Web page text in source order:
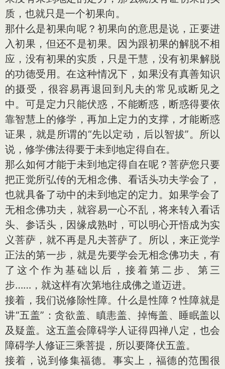
质，也就只是一个初果向。
那什么是初果向呢？初果向的意思是说，正要进
入初果，但还不是初果。因为跟初果的解脱不相
应，没有初果的实质，只是干慧，没有初果解脱
的功德受用。在这种情况下，如果没有真善知识
的摄受，很容易再退回到凡夫的常见或断见之
中。可是定力只能伏惑，不能断惑，断惑得要依
靠智慧上的修学，再加上定力的支撑，才能断惑
证果，就是所谓的“先以定动，后以智拔”。所以
说，修学佛法得要于未到地定得自在。
那么如何才能于未到地定得自在呢？菩萨您只要
把正觉所弘传的无相念佛、看话头功夫学会了，
也就具备了动中的未到地定的定力。如果学会了
无相念佛功夫，就容易一心不乱，将来转入看话
头、参话头，因缘成熟时，可以明心开悟成为实
义菩萨，就不再是凡夫菩萨了。所以，来正觉学
正法的第一步，就是先要学会无相念佛功夫，有
了这个作为基础以后，接着第二步、第三
步……，就这样有次第地往成佛之道迈进。
接着，我们说修除性障。什么是性障？性障就是
讲“五盖”：贪欲盖、瞋恚盖、掉悔盖、睡眠盖以
及疑盖。这五盖会障碍学人证得四禅八定，也会
障碍学人修证三乘菩提，所以要降伏五盖。
接着，说到修集福德。事实上，福德的范围很